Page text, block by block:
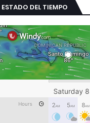
ESTADO DEL TIEMPO